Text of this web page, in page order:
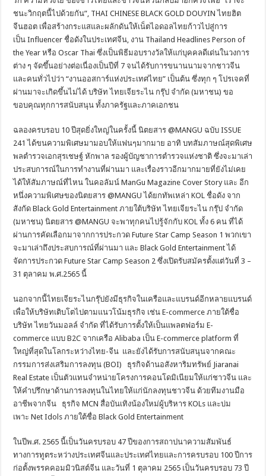
ชนะวิกฤตนี้ไปด้วยกัน”, THAI CHINESE BLACK GOLD DOUYIN ไทยฮิต
จีนฮอต เพื่อสร้างกระแสและผลักดันให้เน็ตไอดอลไทยก้าวไปสู่การ
เป็น Influencer ชื่อดังในประเทศจีน, งาน Thailand Headlines Person of
the Year หรือ Oscar Thai ซึ่งเป็นพิธีมอบรางวัลให้แก่บุคคลดีเด่นในวงการ
ต่าง ๆ จัดขึ้นอย่างต่อเนื่องเป็นปีที่ 7 จนได้รับการขนานนามจากชาวจีน
และคนทั่วไปว่า “งานออสการ์แห่งประเทศไทย” เป็นต้น ซึ่งทุก ๆ โปรเจคที่
ผ่านมาจะเกิดขึ้นไม่ได้ บริษัท ไทยเจียระไน กรุ๊ป จำกัด (มหาชน) ขอ
ขอบคุณทุกการสนับสนุน ทั้งภาครัฐและภาคเอกชน
ฉลองครบรอบ 10 ปีสุดยิ่งใหญ่ในครั้งนี้ นิตยสาร @MANGU ฉบับ ISSUE
241 ได้ขนความพิเศษมามอบให้แฟนๆมากมาย อาทิ บทสัมภาษณ์สุดพิเศษ
พลตำรวจเอกสุรเชษฐ์ หักพาล รองผู้บัญชาการตำรวจแห่งชาติ ซึ่งจะมาเล่า
ประสบการณ์ในการทำงานที่ผ่านมา และเรื่องราวอีกมากมายที่ยังไม่เคย
ได้ให้สัมภาษณ์ที่ไหน ในคอลัมน์ ManGu Magazine Cover Story และ อีก
หนึ่งความพิเศษของนิตยสาร @MANGU ได้ยกทัพเหล่า KOL ชื่อดัง จาก
สังกัด Black Gold Entertainment ภายใต้บริษัท ไทยเจียระไน กรุ๊ป จำกัด
(มหาชน) นิตยสาร @MANGU จะพาทุกคนไปรู้จักกับ KOL ทั้ง 6 คน ที่ได้
ผ่านการคัดเลือกมาจากการประกวด Future Star Camp Season 1 พวกเขา
จะมาเล่าถึงประสบการณ์ที่ผ่านมา และ Black Gold Entertainment ได้
จัดการประกวด Future Star Camp Season 2 ซึ่งเปิดรับสมัครตั้งแต่วันที่ 3 –
31 ตุลาคม พ.ศ.2565 นี้
นอกจากนี้ไทยเจียระไนกรุ๊ปยังมีธุรกิจในเครือและแบรนด์อีกหลายแบรนด์
เพื่อให้บริษัทเติบโตไปตามแนวโน้มธุรกิจ เช่น E-commerce ภายใต้ชื่อ
บริษัท ไทยวันมอลล์ จำกัด ที่ได้รับการตั้งให้เป็นแพลตฟอร์ม E-
commerce แบบ B2C จากเครือ Alibaba เป็น E-commerce platform ที่
ใหญ่ที่สุดในโลกระหว่างไทย-จีน และยังได้รับการสนับสนุนจากคณะ
กรรมการส่งเสริมการลงทุน (BOI) ธุรกิจด้านอสังหาริมทรัพย์ Jiaranai
Real Estate เป็นตัวแทนจำหน่ายโครงการคอนโดมิเนียมให้แก่ชาวจีน และ
ให้คำปรึกษาด้านการลงทุนในไทยให้แก่นักลงทุนชาวจีน ด้วยทีมงานมือ
อาชีพจากจีน ธุรกิจ MCN สื่อบันเทิงน้องใหม่ผู้บริหาร KOLs และบ่ม
เพาะ Net Idols ภายใต้ชื่อ Black Gold Entertainment
ในปีพ.ศ. 2565 นี้เป็นวันครบรอบ 47 ปีของการสถาปนาความสัมพันธ์
ทางการทูตระหว่างประเทศจีนและประเทศไทยและการครบรอบ 100 ปีการ
ก่อตั้งพรรคคอมมิวนิสต์จีน และวันที่ 1 ตุลาคม 2565 เป็นวันครบรอบ 73 ปี